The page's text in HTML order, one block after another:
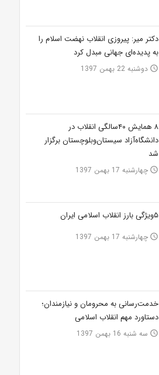
دکتر میر: پیروزی انقلاب نهضت اسلام را
به پدیده‌ای جهانی مبدل کرد
access_time دوشنبه 22 بهمن 1397
۸ همایش ۴۰سالگی انقلاب در
دانشگاه‌آزاد سیستان‌وبلوچستان برگزار
شد
access_time چهارشنبه 17 بهمن 1397
۵ویژگی بارز انقلاب اسلامی ایران
access_time چهارشنبه 17 بهمن 1397
خدمت‌رسانی به محرومان و نیازمندان؛
دستاورد مهم انقلاب اسلامی
access_time سه شنبه 16 بهمن 1397